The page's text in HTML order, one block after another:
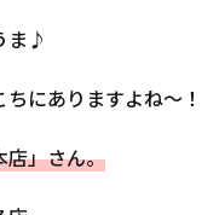
ま♪
にありますよね〜！
店」さん。